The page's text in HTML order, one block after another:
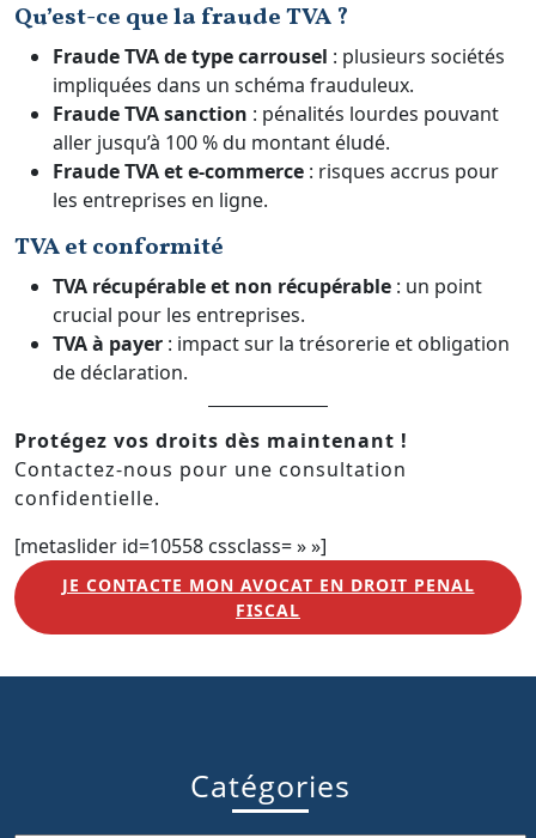
Qu’est-ce que la fraude TVA ?
Fraude TVA de type carrousel : plusieurs sociétés
impliquées dans un schéma frauduleux.
Fraude TVA sanction : pénalités lourdes pouvant
aller jusqu’à 100 % du montant éludé.
Fraude TVA et e-commerce : risques accrus pour
les entreprises en ligne.
TVA et conformité
TVA récupérable et non récupérable : un point
crucial pour les entreprises.
TVA à payer : impact sur la trésorerie et obligation
de déclaration.
Protégez vos droits dès maintenant !
Contactez-nous pour une consultation
confidentielle.
[metaslider id=10558 cssclass= » »]
JE CONTACTE MON AVOCAT EN DROIT PENAL
FISCAL
Catégories